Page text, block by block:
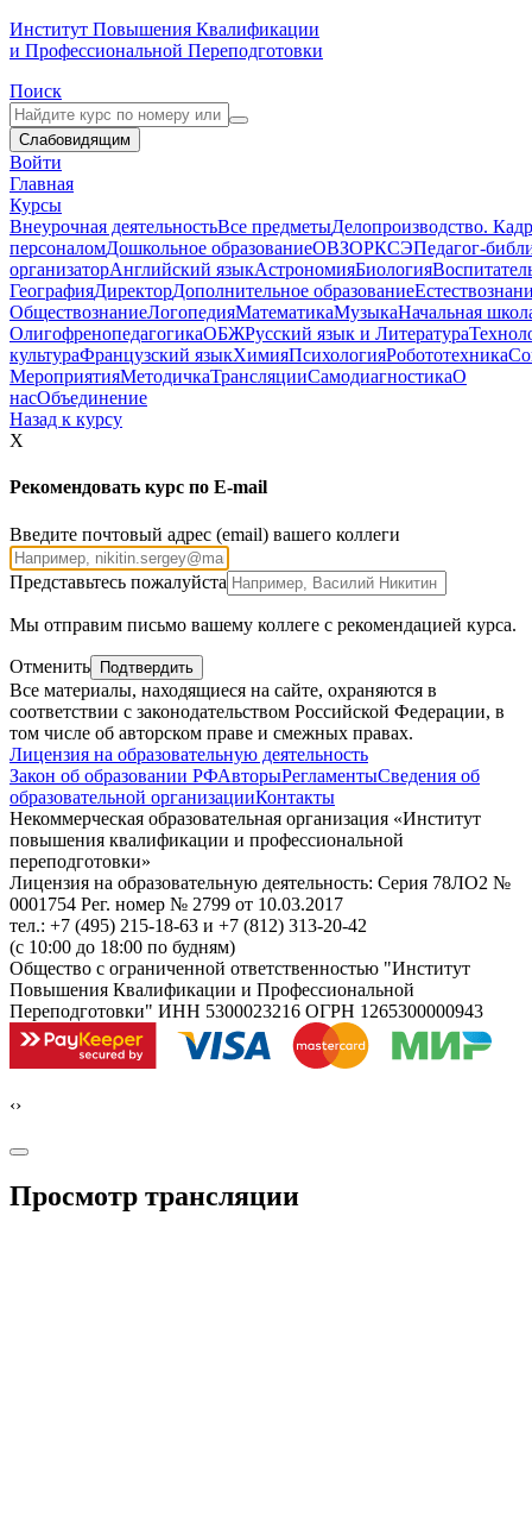
Институт Повышения Квалификации
и Профессиональной Переподготовки
Поиск
Слабовидящим
Войти
Главная
Курсы
Внеурочная деятельностьВсе предметыДелопроизводство.
персоналомДошкольное образованиеОВЗОРКСЭПедагог-
организаторАнглийский языкАстрономияБиология
ГеографияДиректорДополнительное образование
ОбществознаниеЛогопедияМатематикаМузыкаНачальная
ОлигофренопедагогикаОБЖРусский язык и Литература
культураФранцузский языкХимияПсихологияРобототехника
МероприятияМетодичкаТрансляцииСамодиагностикаО
насОбъединение
Назад к курсу
X
Рекомендовать курс по E-mail
Введите почтовый адрес (email) вашего коллеги
Представьтесь пожалуйста
поле
пожалуйста,
не
заполняйте
Мы отправим письмо вашему коллеге с рекомендацией курса.
Отменить Подтвердить
Все материалы, находящиеся на сайте, охраняются в
соответствии с законодательством Российской Федерации, в
том числе об авторском праве и смежных правах.
Лицензия на образовательную деятельность
Закон об образовании РФАвторыРегламентыСведения об
образовательной организацииКонтакты
Некоммерческая образовательная организация «Институт
повышения квалификации и профессиональной
переподготовки»
Лицензия на образовательную деятельность: Серия 78ЛО2 №
0001754 Рег. номер № 2799 от 10.03.2017
тел.: +7 (495) 215-18-63 и +7 (812) 313-20-42
(с 10:00 до 18:00 по будням)
Общество с ограниченной ответственностью "Институт
Повышения Квалификации и Профессиональной
Переподготовки" ИНН 5300023216 ОГРН 1265300000943
‹›
Просмотр трансляции